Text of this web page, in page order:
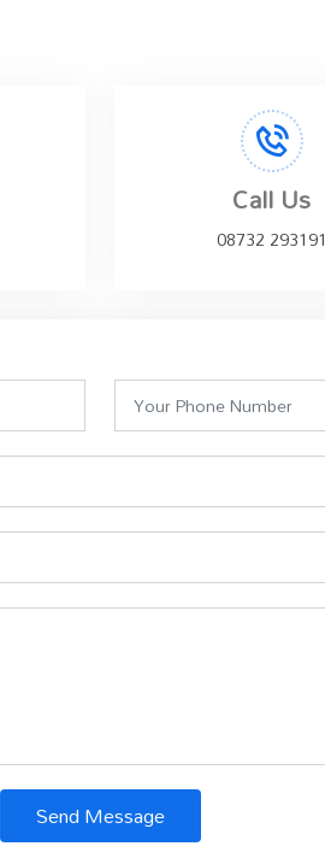
Call Us
08732 293191
Send Message